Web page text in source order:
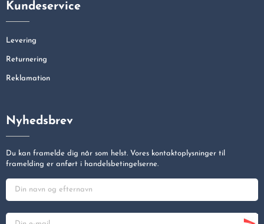
Kundeservice
Levering
Returnering
Reklamation
Nyhedsbrev
Du kan framelde dig når som helst. Vores kontaktoplysninger til
framelding er anført i handelsbetingelserne.